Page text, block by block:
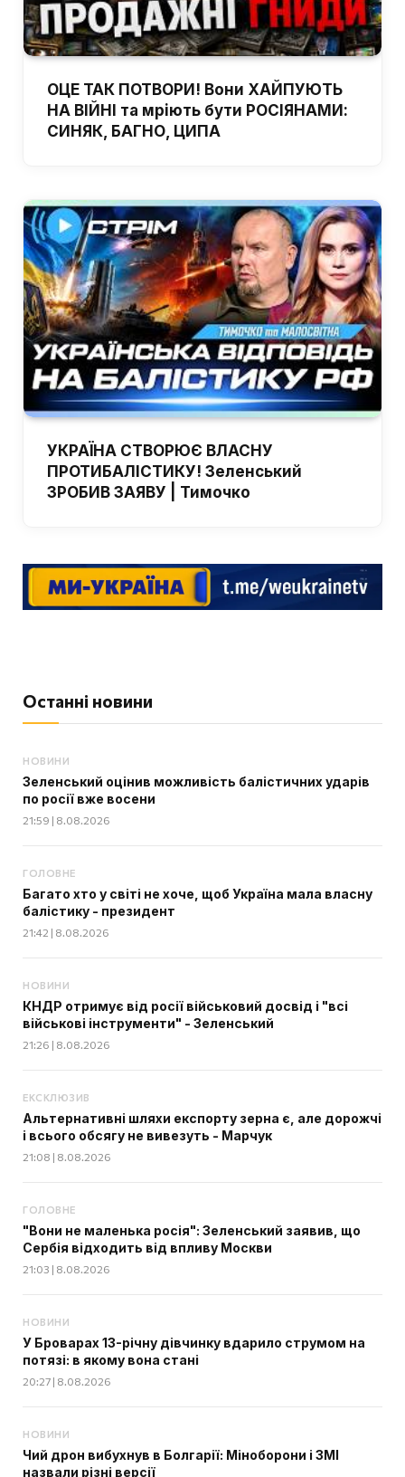
ОЦЕ ТАК ПОТВОРИ! Вони ХАЙПУЮТЬ
НА ВІЙНІ та мріють бути РОСІЯНАМИ:
СИНЯК, БАГНО, ЦИПА
УКРАЇНА СТВОРЮЄ ВЛАСНУ
ПРОТИБАЛІСТИКУ! Зеленський
ЗРОБИВ ЗАЯВУ | Тимочко
Останні новини
НОВИНИ
Зеленський оцінив можливість балістичних ударів
по росії вже восени
21:59 | 8.08.2026
ГОЛОВНЕ
Багато хто у світі не хоче, щоб Україна мала власну
балістику - президент
21:42 | 8.08.2026
НОВИНИ
КНДР отримує від росії військовий досвід і "всі
військові інструменти" - Зеленський
21:26 | 8.08.2026
ЕКСКЛЮЗИВ
Альтернативні шляхи експорту зерна є, але дорожчі
і всього обсягу не вивезуть - Марчук
21:08 | 8.08.2026
ГОЛОВНЕ
"Вони не маленька росія": Зеленський заявив, що
Сербія відходить від впливу Москви
21:03 | 8.08.2026
НОВИНИ
У Броварах 13-річну дівчинку вдарило струмом на
потязі: в якому вона стані
20:27 | 8.08.2026
НОВИНИ
Чий дрон вибухнув в Болгарії: Міноборони і ЗМІ
назвали різні версії